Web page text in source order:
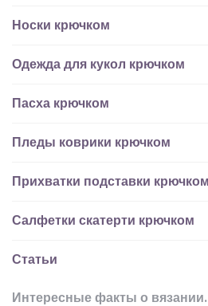
Носки крючком
Одежда для кукол крючком
Пасха крючком
Пледы коврики крючком
Прихватки подставки крючком
Салфетки скатерти крючком
Статьи
Интересные факты о вязании.